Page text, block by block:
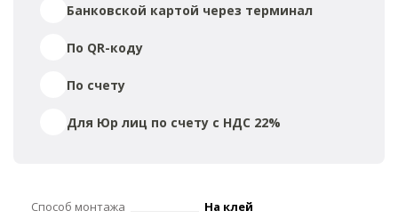
Способ монтажа
На клей
Банковской картой через терминал
По QR-коду
По счету
Для Юр лиц по счету с НДС 22%